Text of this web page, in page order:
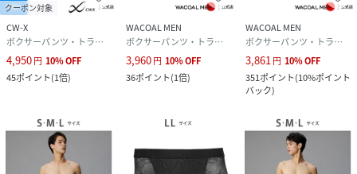
クーポン対象
CW-X
ボクサーパンツ・トランクス
4,950円 10%OFF
45ポイント(1倍)
WACOAL MEN
ボクサーパンツ・トランクス
3,960円 10%OFF
36ポイント(1倍)
WACOAL MEN
ボクサーパンツ・トランクス
3,861円 10%OFF
351ポイント(10%ポイント
バック)